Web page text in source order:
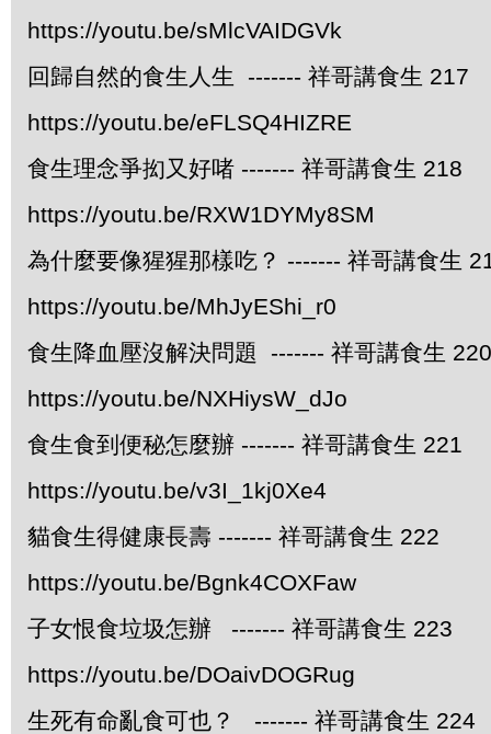
https://youtu.be/sMlcVAIDGVk
回歸自然的食生人生 ------- 祥哥講食生 217
https://youtu.be/eFLSQ4HIZRE
食生理念爭抝又好啫 ------- 祥哥講食生 218
https://youtu.be/RXW1DYMy8SM
為什麼要像猩猩那樣吃？ ------- 祥哥講食生
https://youtu.be/MhJyEShi_r0
食生降血壓沒解決問題 ------- 祥哥講食生 220
https://youtu.be/NXHiysW_dJo
食生食到便秘怎麼辦 ------- 祥哥講食生 221
https://youtu.be/v3I_1kj0Xe4
貓食生得健康長壽 ------- 祥哥講食生 222
https://youtu.be/Bgnk4COXFaw
子女恨食垃圾怎辦 ------- 祥哥講食生 223
https://youtu.be/DOaivDOGRug
生死有命亂食可也？ ------- 祥哥講食生 224